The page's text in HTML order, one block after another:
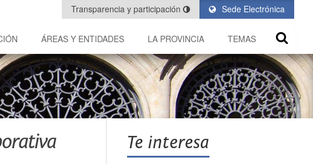
Sede Electrónica
Transparencia y participación
ÁREAS Y ENTIDADES LA PROVINCIA TEMAS
Te interesa